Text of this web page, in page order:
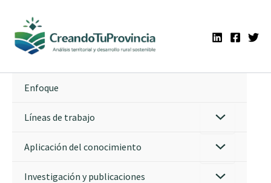
contenido
Enfoque
Líneas de trabajo
Aplicación del conocimiento
Investigación y publicaciones